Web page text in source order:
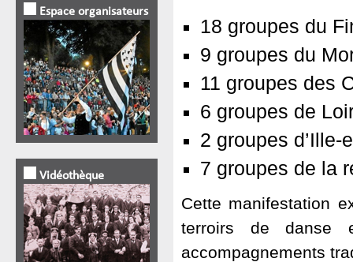
Espace organisateurs
Vidéothèque
18 groupes du
9 groupes du
11 groupes des
6 groupes de
2 groupes d’Ille-
7 groupes de la
Cette manifestation
terroirs de danse
accompagnements